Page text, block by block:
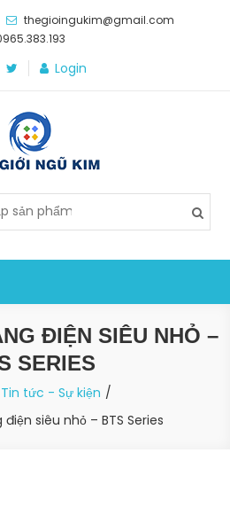
thegioingukim@gmail.com
Login
Kim
sản xuất
ĐIỆN SIÊU NHỎ –
SERIES
Tin tức - Sự kiện
siêu nhỏ – BTS Series